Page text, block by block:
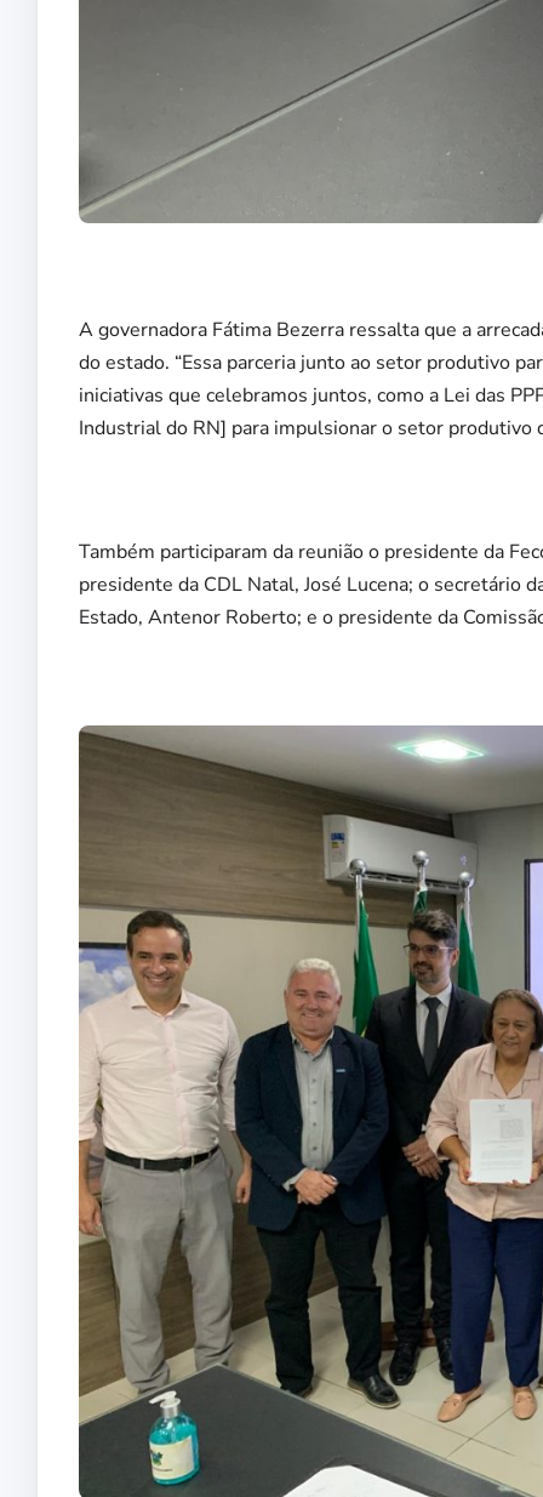
A governadora Fátima Bezerra ressalta que a
do estado. “Essa parceria junto ao setor produtivo
iniciativas que celebramos juntos, como a Lei das
Industrial do RN] para impulsionar o setor produtivo
Também participaram da reunião o presidente da
presidente da CDL Natal, José Lucena; o secretário
Estado, Antenor Roberto; e o presidente da